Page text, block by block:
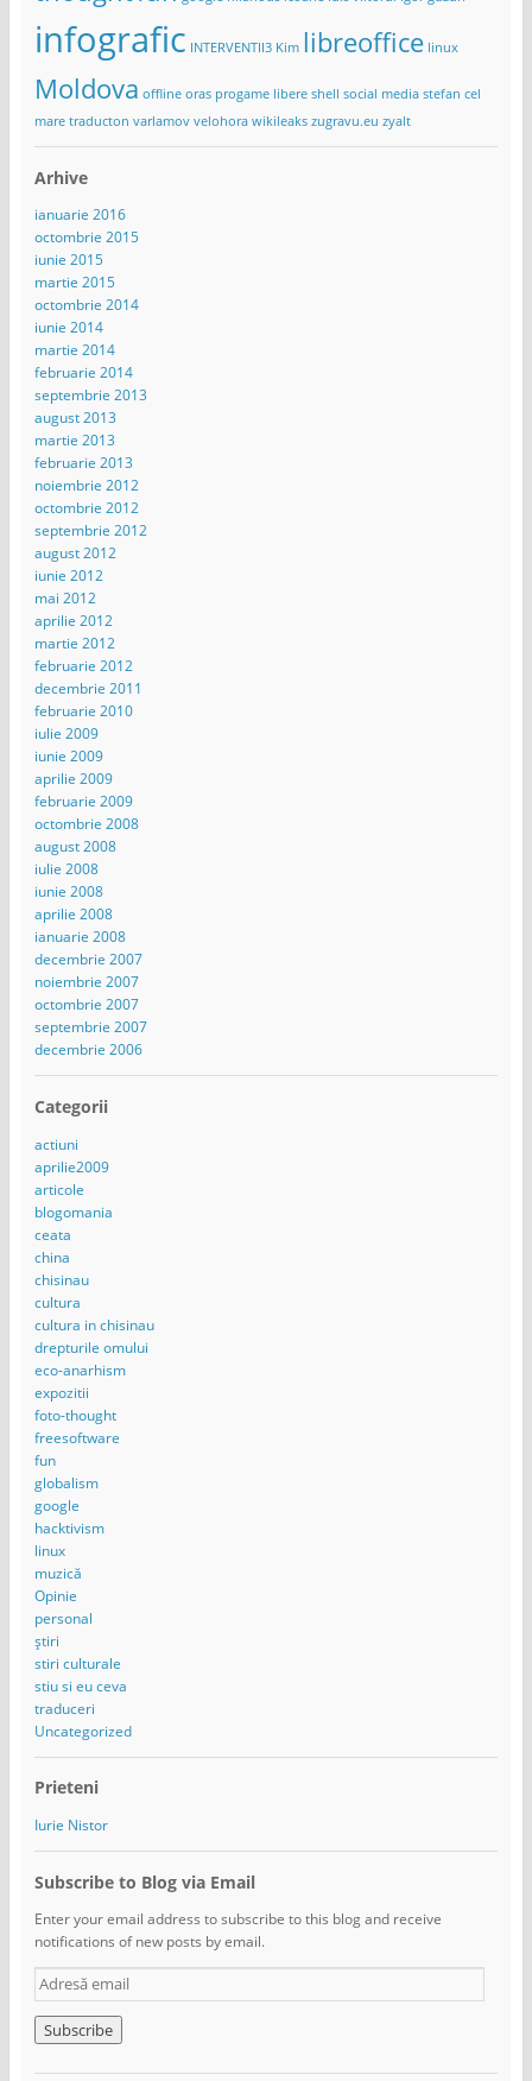
infografic INTERVENTII3 Kim libreoffice linux
Moldova offline oras progame libere shell social media stefan cel
mare traducton varlamov velohora wikileaks zugravu.eu zyalt
Arhive
ianuarie 2016
octombrie 2015
iunie 2015
martie 2015
octombrie 2014
iunie 2014
martie 2014
februarie 2014
septembrie 2013
august 2013
martie 2013
februarie 2013
noiembrie 2012
octombrie 2012
septembrie 2012
august 2012
iunie 2012
mai 2012
aprilie 2012
martie 2012
februarie 2012
decembrie 2011
februarie 2010
iulie 2009
iunie 2009
aprilie 2009
februarie 2009
octombrie 2008
august 2008
iulie 2008
iunie 2008
aprilie 2008
ianuarie 2008
decembrie 2007
noiembrie 2007
octombrie 2007
septembrie 2007
decembrie 2006
Categorii
actiuni
aprilie2009
articole
blogomania
ceata
china
chisinau
cultura
cultura in chisinau
drepturile omului
eco-anarhism
expozitii
foto-thought
freesoftware
fun
globalism
google
hacktivism
linux
muzică
Opinie
personal
știri
stiri culturale
stiu si eu ceva
traduceri
Uncategorized
Prieteni
Iurie Nistor
Subscribe to Blog via Email
Enter your email address to subscribe to this blog and receive
notifications of new posts by email.
A
d
r
e
s